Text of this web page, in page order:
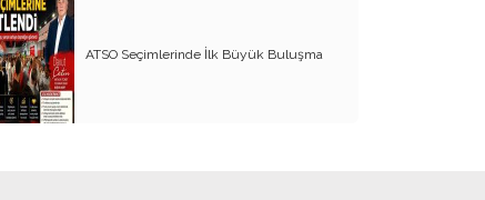
Doğayı kim koruyacak?
CHP’de siyaset, başka tür siyasetçi!..
Cumhuriyetimizin 100 yılını böyle mi
kutlayacağız?
ATSO Seçimlerinde İlk Büyük Buluşma